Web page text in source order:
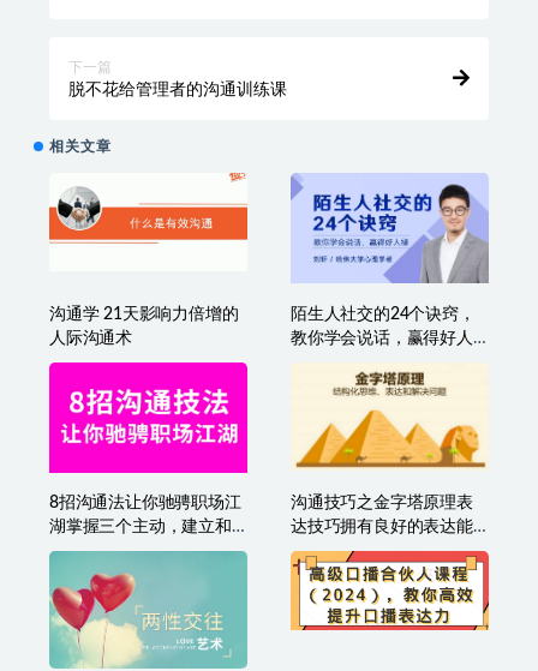
下一篇
脱不花给管理者的沟通训练课
相关文章
沟通学 21天影响力倍增的
人际沟通术
陌生人社交的24个诀窍，
教你学会说话，赢得好人
8招沟通法让你驰骋职场江
湖掌握三个主动，建立和
谐人际关系
沟通技巧之金字塔原理表
达技巧拥有良好的表达能
力